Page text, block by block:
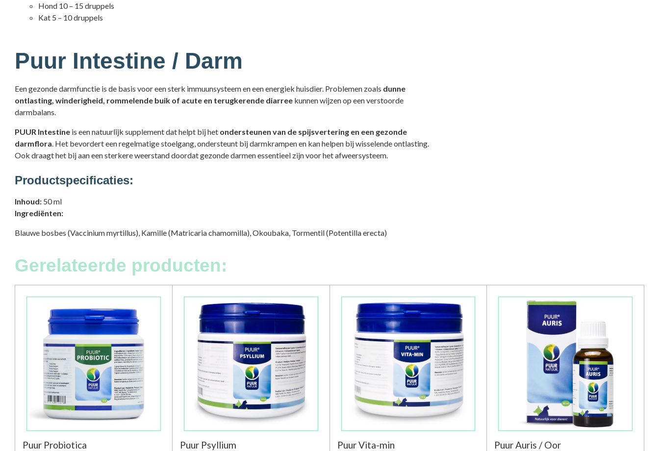
Hond 10 – 15 druppels
Kat 5 – 10 druppels
Puur Intestine / Darm
Een gezonde darmfunctie is de basis voor een sterk immuunsysteem en een energiek huisdier. Problemen zoals dunne
ontlasting, winderigheid, rommelende buik of acute en terugkerende diarree kunnen wijzen op een verstoorde
darmbalans.
PUUR Intestine is een natuurlijk supplement dat helpt bij het ondersteunen van de spijsvertering en een gezonde
darmflora . Het bevordert een regelmatige stoelgang, ondersteunt bij darmkrampen en kan helpen bij wisselende ontlasting.
Ook draagt het bij aan een sterkere weerstand doordat gezonde darmen essentieel zijn voor het afweersysteem.
Productspecificaties:
Inhoud: 50 ml
Ingrediënten:
Blauwe bosbes (Vaccinium myrtillus), Kamille (Matricaria chamomilla), Okoubaka, Tormentil (Potentilla erecta)
Gerelateerde producten:
Puur Probiotica Puur Psyllium Puur Vita-min Puur Auris / Oor